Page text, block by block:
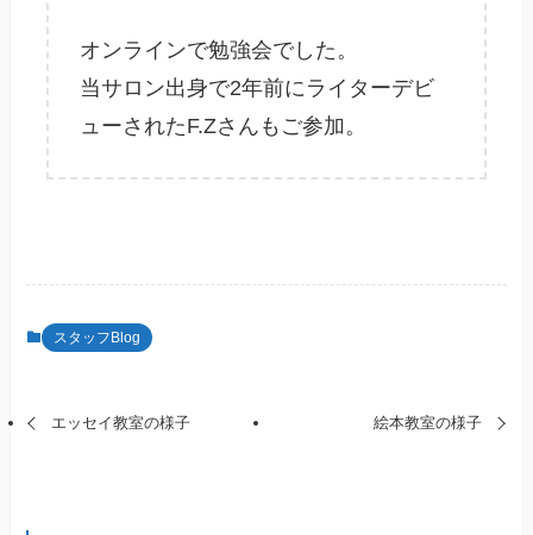
オンラインで勉強会でした。
当サロン出身で2年前にライターデビ
ューされたF.Zさんもご参加。
スタッフBlog
エッセイ教室の様子 絵本教室の様子